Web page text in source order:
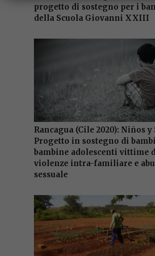
progetto di sostegno per i
della Scuola Giovanni XXIII
Rancagua (Cile 2020): Niños y
Progetto in sostegno di
bambine adolescenti vittime
violenze intra-familiare e
sessuale